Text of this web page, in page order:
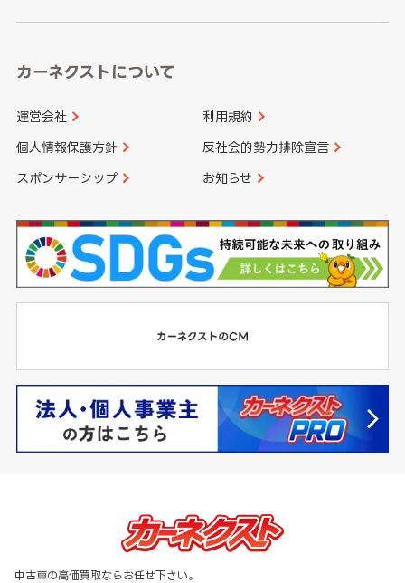
カーネクストについて
運営会社 利用規約
個人情報保護方針 反社会的勢力排除宣言
スポンサーシップ お知らせ
中古車の高価買取ならお任せ下さい。